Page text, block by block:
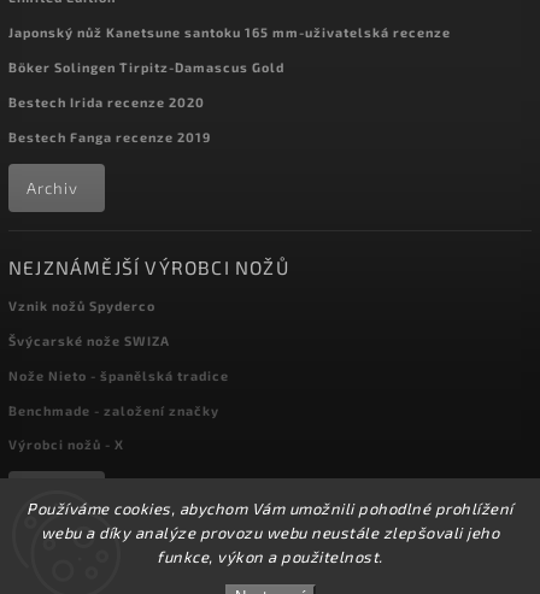
Používáme cookies, abychom Vám umožnili pohodlné prohlížení
webu a díky analýze provozu webu neustále zlepšovali jeho
funkce, výkon a použitelnost.
☀️Ve dnech 3-14.8 2026 máme zavřeno z důvodu
DOVOLENÉ. Eshop zůstává v provozu, objednávky
Japonský nůž Kanetsune santoku 165 mm-uživatelská recenze
Böker Solingen Tirpitz-Damascus Gold
Bestech Irida recenze 2020
Bestech Fanga recenze 2019
Archiv
NEJZNÁMĚJŠÍ VÝROBCI NOŽŮ
Vznik nožů Spyderco
Švýcarské nože SWIZA
Nože Nieto - španělská tradice
Benchmade - založení značky
Výrobci nožů - X